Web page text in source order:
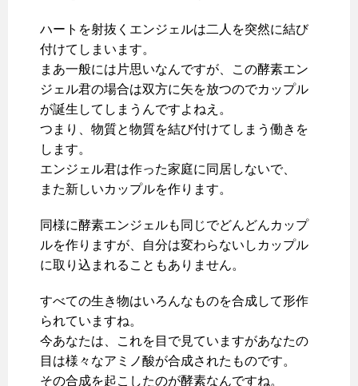
ハートを射抜くエンジェルは二人を突然に結び
付けてしまいます。
まあ一般には片思いなんですが、この酵素エン
ジェル君の場合は双方に矢を放つのでカップル
が誕生してしまうんですよねえ。
つまり、物質と物質を結び付けてしまう働きを
します。
エンジェル君は作った家庭に同居しないで、
また新しいカップルを作ります。
同様に酵素エンジェルも同じでどんどんカップ
ルを作りますが、自分は変わらないしカップル
に取り込まれることもありません。
すべての生き物はいろんなものを合成して形作
られていますね。
今あなたは、これを目で見ていますがあなたの
目は様々なアミノ酸が合成されたものです。
その合成を起こしたのが酵素なんですね。